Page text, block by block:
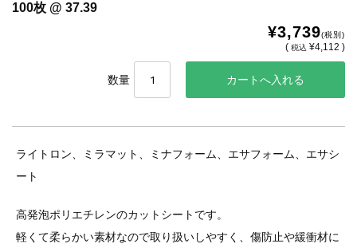
100枚 @ 37.39
¥3,739(税別)
(税込 ¥4,112 )
数量
ライトロン、ミラマット、ミナフォーム、エサフォーム、エサシ
ート
高発泡ポリエチレンのカットシートです。
軽くて柔らかい素材なので取り扱いしやすく、傷防止や緩衝材に